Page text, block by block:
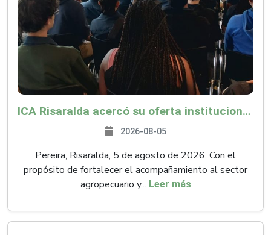
ICA Risaralda acercó su oferta institucional a productores y emprendedores en Expocamello
2026-08-05
Pereira, Risaralda, 5 de agosto de 2026. Con el
propósito de fortalecer el acompañamiento al sector
agropecuario y... Leer más